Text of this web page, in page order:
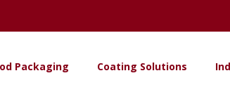
Packaging Coating Solutions